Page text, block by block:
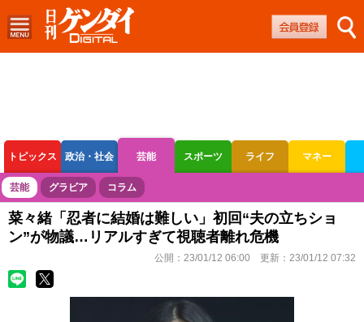
トピックス 政治・社会 芸能 スポーツ ライフ マネー
ボートレース 競輪 オートレース
芸能 グラビア コラム
菜々緒「忍者に結婚は難しい」初回“夫の立ちショ
ン”が物議…リアルすぎて視聴者離れ危機
公開： 23/01/12 06:00 更新： 23/01/12 07:32